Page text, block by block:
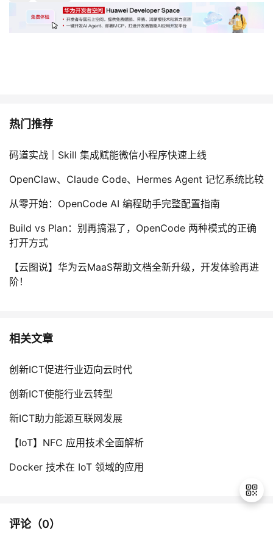
热门推荐
码道实战｜Skill 集成赋能微信小程序快速上线
OpenClaw、Claude Code、Hermes Agent 记忆系统比较
从零开始：OpenCode AI 编程助手完整配置指南
Build vs Plan：别再搞混了，OpenCode 两种模式的正确
打开方式
【云图说】华为云MaaS帮助文档全新升级，开发体验再进
阶！
相关文章
创新ICT促进行业迈向云时代
创新ICT使能行业云转型
新ICT助力能源互联网发展
【IoT】NFC 应用技术全面解析
Docker 技术在 IoT 领域的应用
评论（0）